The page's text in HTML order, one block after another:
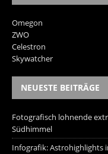
Omegon
ZWO
Celestron
Skywatcher
NEUESTE BEITRÄGE
Fotografisch lohnende
Südhimmel
Infografik: Astrohighlights